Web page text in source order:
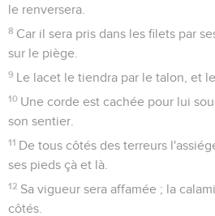
le renversera.
8 Car il sera pris dans les filets par
sur le piège.
9 Le lacet le tiendra par le talon, et
10 Une corde est cachée pour lui
son sentier.
11 De tous côtés des terreurs
ses pieds çà et là.
12 Sa vigueur sera affamée ; la
côtés.